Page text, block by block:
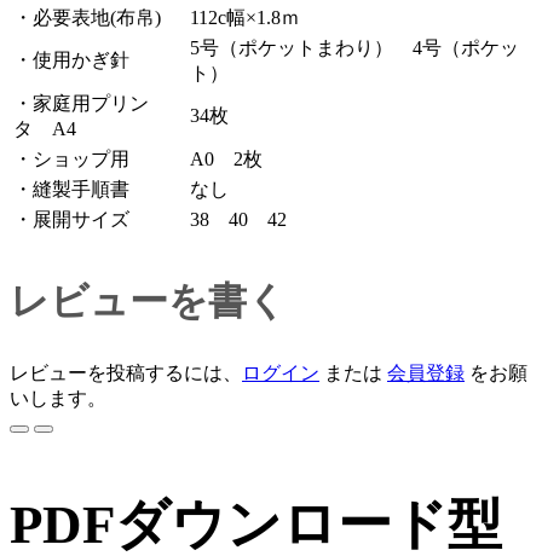
・必要表地(布帛)
112c幅×1.8ｍ
・使用かぎ針
5号（ポケットまわり） 4号（ポケッ
ト）
・家庭用プリン
タ A4
34枚
・ショップ用
A0 2枚
・縫製手順書
なし
・展開サイズ
38 40 42
レビューを書く
レビューを投稿するには、 ログイン または 会員登録 をお願
いします。
PDFダウンロード型